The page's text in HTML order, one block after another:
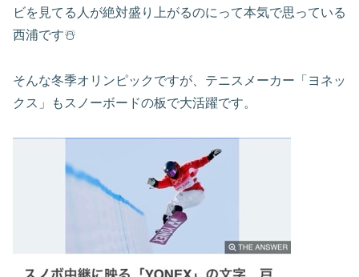
ビを見てる人が絶対盛り上がるのにって本気で思っている
西浦です☃️
そんな冬季オリンピックですが、テニスメーカー「ヨネッ
クス」もスノーボードの板で大活躍です。